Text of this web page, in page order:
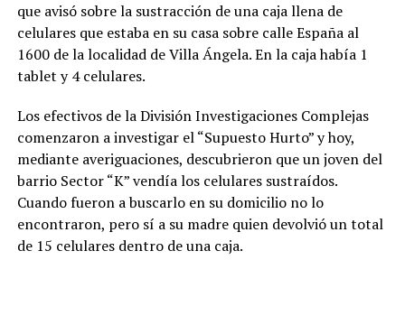
que avisó sobre la sustracción de una caja llena de
celulares que estaba en su casa sobre calle España al
1600 de la localidad de Villa Ángela. En la caja había 1
tablet y 4 celulares.
Los efectivos de la División Investigaciones Complejas
comenzaron a investigar el “Supuesto Hurto” y hoy,
mediante averiguaciones, descubrieron que un joven del
barrio Sector “K” vendía los celulares sustraídos.
Cuando fueron a buscarlo en su domicilio no lo
encontraron, pero sí a su madre quien devolvió un total
de 15 celulares dentro de una caja.